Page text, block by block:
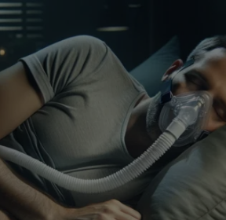
Angehörige
Schlafapnoen
Ernährung
Sport
Notfall und Notfalldose